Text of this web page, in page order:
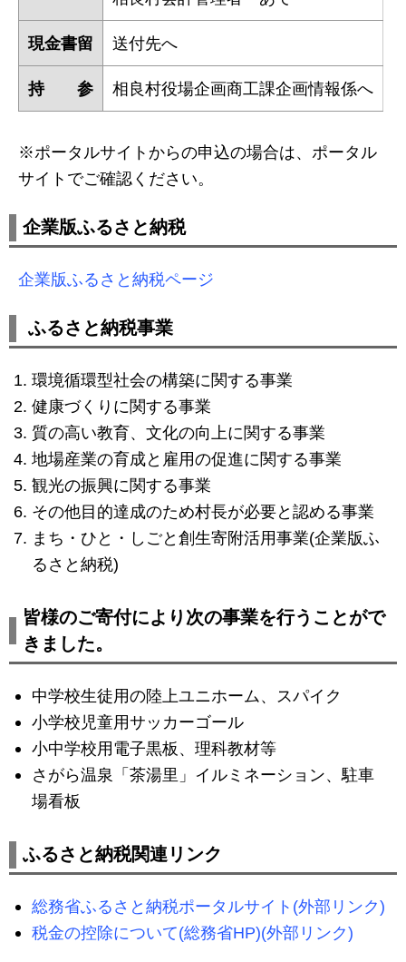
現金書留 送付先へ
持 参 相良村役場企画商工課企画情報係へ
※ポータルサイトからの申込の場合は、ポータル
サイトでご確認ください。
企業版ふるさと納税
企業版ふるさと納税ページ
ふるさと納税事業
環境循環型社会の構築に関する事業
健康づくりに関する事業
質の高い教育、文化の向上に関する事業
地場産業の育成と雇用の促進に関する事業
観光の振興に関する事業
その他目的達成のため村長が必要と認める事業
まち・ひと・しごと創生寄附活用事業(企業版ふ
るさと納税)
皆様のご寄付により次の事業を行うことがで
きました。
中学校生徒用の陸上ユニホーム、スパイク
小学校児童用サッカーゴール
小中学校用電子黒板、理科教材等
さがら温泉「茶湯里」イルミネーション、駐車
場看板
ふるさと納税関連リンク
総務省ふるさと納税ポータルサイト(外部リンク)
税金の控除について(総務省HP)(外部リンク)